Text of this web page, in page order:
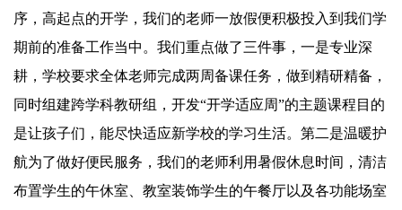
序，高起点的开学，我们的老师一放假便积极投入到我们学
期前的准备工作当中。我们重点做了三件事，一是专业深
耕，学校要求全体老师完成两周备课任务，做到精研精备，
同时组建跨学科教研组，开发“开学适应周”的主题课程目的
是让孩子们，能尽快适应新学校的学习生活。第二是温暖护
航为了做好便民服务，我们的老师利用暑假休息时间，清洁
布置学生的午休室、教室装饰学生的午餐厅以及各功能场室